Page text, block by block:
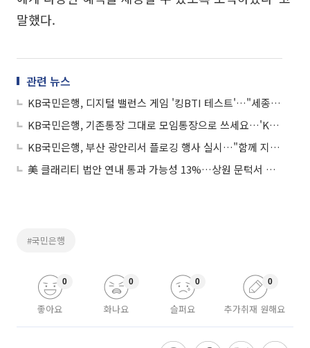
말했다.
관련 뉴스
KB국민은행, 디지털 밸런스 게임 '킹BTI 테스트'…"세종대왕과 내 성향이 같다고?"
KB국민은행, 기존통장 그대로 모임통장으로 쓰세요…'KB국민총무서비스' 출시
KB국민은행, 부산 광안리서 플로깅 행사 실시…"함께 지구 건강 지켜요"
美 클래리티 법안 연내 통과 가능성 13%…상원 문턱서 제동
#국민은행
좋아요
0
화나요
0
슬퍼요
0
추가취재 원해요
0